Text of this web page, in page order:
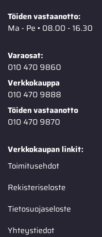
Töiden vastaanotto:
Ma - Pe • 08.00 - 16.30
Varaosat:
010 470 9860
Verkkokauppa
010 470 9888
Töiden vastaanotto
010 470 9870
Verkkokaupan linkit:
Toimitusehdot
Rekisteriseloste
Tietosuojaseloste
Yhteystiedot